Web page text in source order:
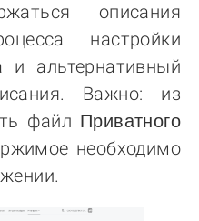
описания
настройки
и альтернативный
Важно: из
файл Приватного
необходимо